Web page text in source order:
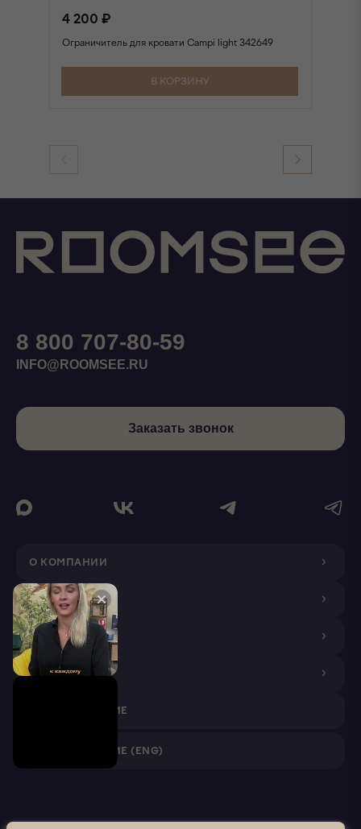
4 200 ₽
Ограничитель для кровати Campi light 342649
В КОРЗИНУ
О КОМПАНИИ
ДИЗАЙНЕРАМ
ПОКУПАТЕЛЯМ
ПАРТНЕРАМ
VR ПРИЛОЖЕНИЕ
VR ПРИЛОЖЕНИЕ (ENG)
8 800 707-80-59
INFO@ROOMSEE.RU
Заказать звонок